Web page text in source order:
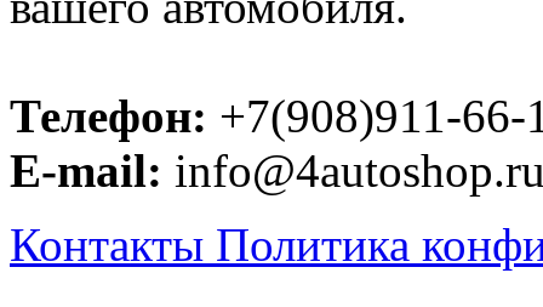
Телефон: +7(908)911-66-
E-mail:
Контакты Политика